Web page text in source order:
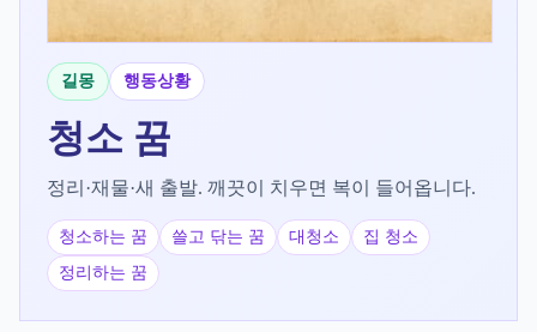
길몽 행동상황
청소 꿈
정리·재물·새 출발. 깨끗이 치우면 복이 들어옵니다.
청소하는 꿈 쓸고 닦는 꿈 대청소
집 청소
정리하는 꿈